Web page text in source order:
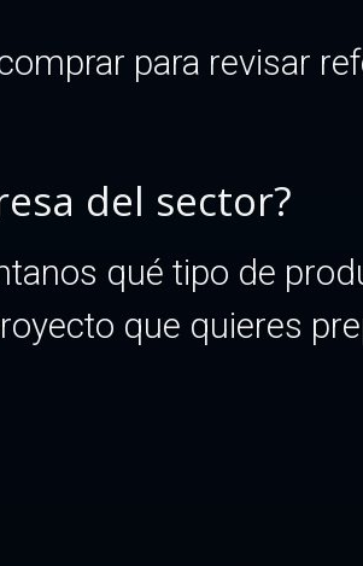
para revisar
del sector?
qué tipo de
que quieres